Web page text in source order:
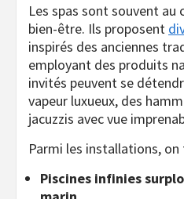
Les spas sont souvent au
bien-être. Ils proposent
inspirés des anciennes
employant des produits
invités peuvent se
vapeur luxueux, des
jacuzzis avec vue
Parmi les installations,
Piscines infinies